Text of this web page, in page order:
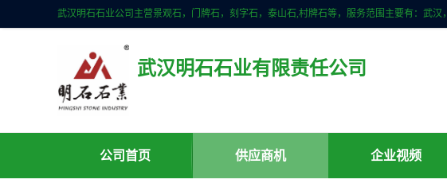
武汉明石石业有限责任公司
公司首页 供应商机 企业视频